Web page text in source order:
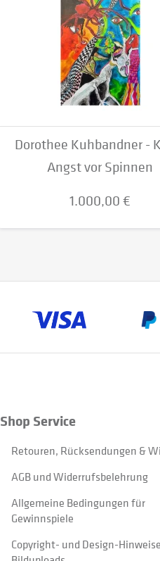
Dorothee Kuhbandner -
Angst vor Spinnen
1.000,00 €
Shop Service
Retouren, Rücksendungen &
AGB und Widerrufsbelehrung
Allgemeine Bedingungen für
Gewinnspiele
Copyright- und Design-